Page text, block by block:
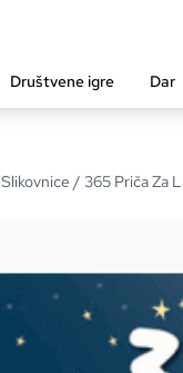
Društvene igre Dar
Slikovnice / 365 Priča Za